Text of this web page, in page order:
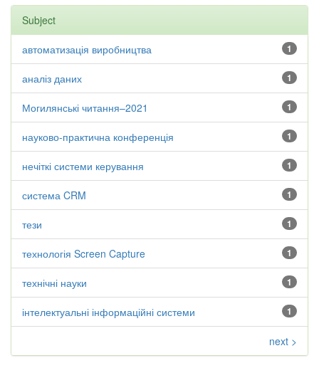
Subject
1
автоматизація виробництва
1
аналіз даних
1
Могилянські читання–2021
1
науково-практична конференція
1
нечіткі системи керування
1
система CRM
1
тези
1
технологія Screen Capture
1
технічні науки
1
інтелектуальні інформаційні системи
next >